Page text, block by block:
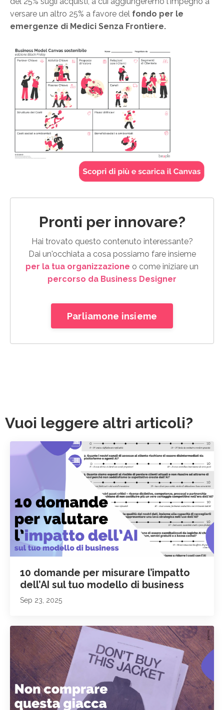
versare un altro 25% a favore del fondo per le
emergenze di Medici Senza Frontiere.
Pronti per innovare?
Hai trovato questo contenuto interessante?
Dai un'occhiata a cosa possiamo fare insieme
per la tua organizzazione o come iniziare un
percorso da Business Designer
Parliamone insieme
Vuoi leggere altri articoli?
10 domande per misurare l’impatto
dell’AI sul tuo modello di business
Sep 23, 2025